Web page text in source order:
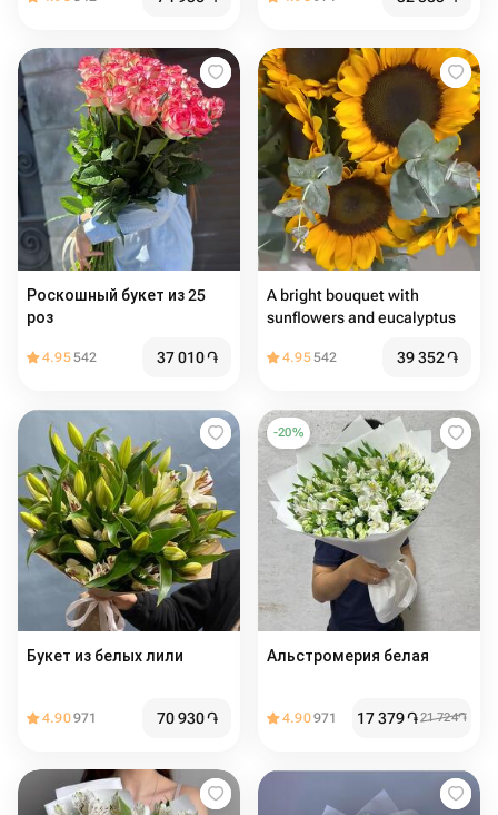
Роскошный букет из 25
роз
4.95542 37 010֏
A bright bouquet with
sunflowers and eucalyptus
4.95542 39 352֏
Букет из белых лили
4.90971 70 930֏
-20%
Альстромерия белая
4.90971 17 379֏21 724֏